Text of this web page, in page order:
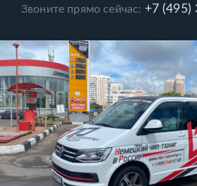
Звоните прямо сейчас: +7 (495)